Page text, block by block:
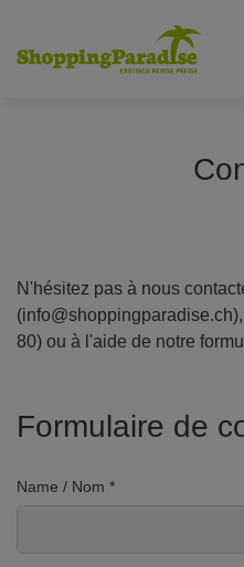
N'hésitez pas à nous
80) ou à l'aide de notre
Formulaire de
Name / Nom *